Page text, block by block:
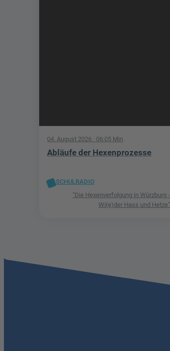
04. August 2026 · 06:05 Min
Abläufe der Hexenprozesse
SCHULRADIO
"Die Hexenverfolgung in Würzburg -
Wi(e)der Hass und Hetze"